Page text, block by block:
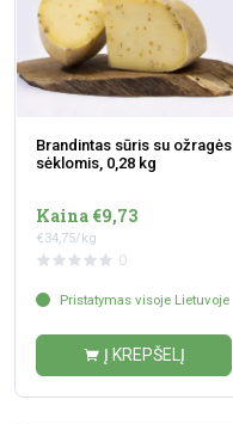
Brandintas sūris su ožragės
sėklomis, 0,28 kg
Kaina €9,73
€34,75/kg
0
Pristatymas visoje Lietuvoje
Į KREPŠELĮ